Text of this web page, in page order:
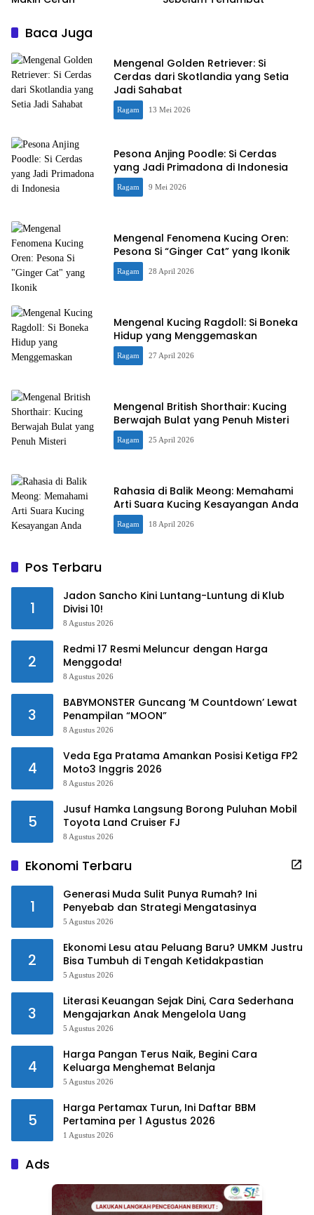
Baca Juga
Mengenal Golden Retriever: Si
Cerdas dari Skotlandia yang Setia
Jadi Sahabat
Ragam 13 Mei 2026
Pesona Anjing Poodle: Si Cerdas
yang Jadi Primadona di Indonesia
Ragam 9 Mei 2026
Mengenal Fenomena Kucing Oren:
Pesona Si “Ginger Cat” yang Ikonik
Ragam 28 April 2026
Mengenal Kucing Ragdoll: Si Boneka
Hidup yang Menggemaskan
Ragam 27 April 2026
Mengenal British Shorthair: Kucing
Berwajah Bulat yang Penuh Misteri
Ragam 25 April 2026
Rahasia di Balik Meong: Memahami
Arti Suara Kucing Kesayangan Anda
Ragam 18 April 2026
Pos Terbaru
1
Jadon Sancho Kini Luntang-Luntung di Klub
Divisi 10!
8 Agustus 2026
2
Redmi 17 Resmi Meluncur dengan Harga
Menggoda!
8 Agustus 2026
3
BABYMONSTER Guncang ‘M Countdown’ Lewat
Penampilan “MOON”
8 Agustus 2026
4
Veda Ega Pratama Amankan Posisi Ketiga FP2
Moto3 Inggris 2026
8 Agustus 2026
5
Jusuf Hamka Langsung Borong Puluhan Mobil
Toyota Land Cruiser FJ
8 Agustus 2026
Ekonomi Terbaru
1
Generasi Muda Sulit Punya Rumah? Ini
Penyebab dan Strategi Mengatasinya
5 Agustus 2026
2
Ekonomi Lesu atau Peluang Baru? UMKM Justru
Bisa Tumbuh di Tengah Ketidakpastian
5 Agustus 2026
3
Literasi Keuangan Sejak Dini, Cara Sederhana
Mengajarkan Anak Mengelola Uang
5 Agustus 2026
4
Harga Pangan Terus Naik, Begini Cara
Keluarga Menghemat Belanja
5 Agustus 2026
5
Harga Pertamax Turun, Ini Daftar BBM
Pertamina per 1 Agustus 2026
1 Agustus 2026
Ads